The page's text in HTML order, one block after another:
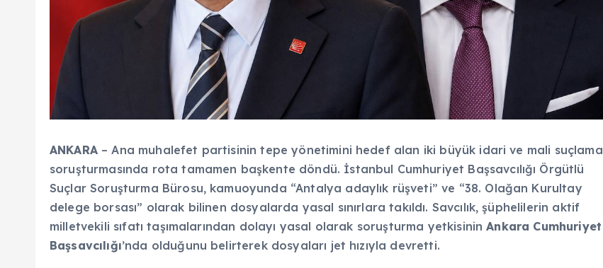
ANKARA– Ana muhalefet partisinin tepe yönetimini hedef alan iki büyük idari ve mali suçlama
soruşturmasında rota tamamen başkente döndü. İstanbul Cumhuriyet Başsavcılığı Örgütlü
Suçlar Soruşturma Bürosu, kamuoyunda “Antalya adaylık rüşveti” ve “38. Olağan Kurultay
delege borsası” olarak bilinen dosyalarda yasal sınırlara takıldı. Savcılık, şüphelilerin aktif
milletvekili sıfatı taşımalarından dolayı yasal olarak soruşturma yetkisininAnkara Cumhuriyet
Başsavcılığı’nda olduğunu belirterek dosyaları jet hızıyla devretti.